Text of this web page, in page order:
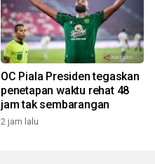
OC Piala Presiden tegaskan
penetapan waktu rehat 48
jam tak sembarangan
2 jam lalu